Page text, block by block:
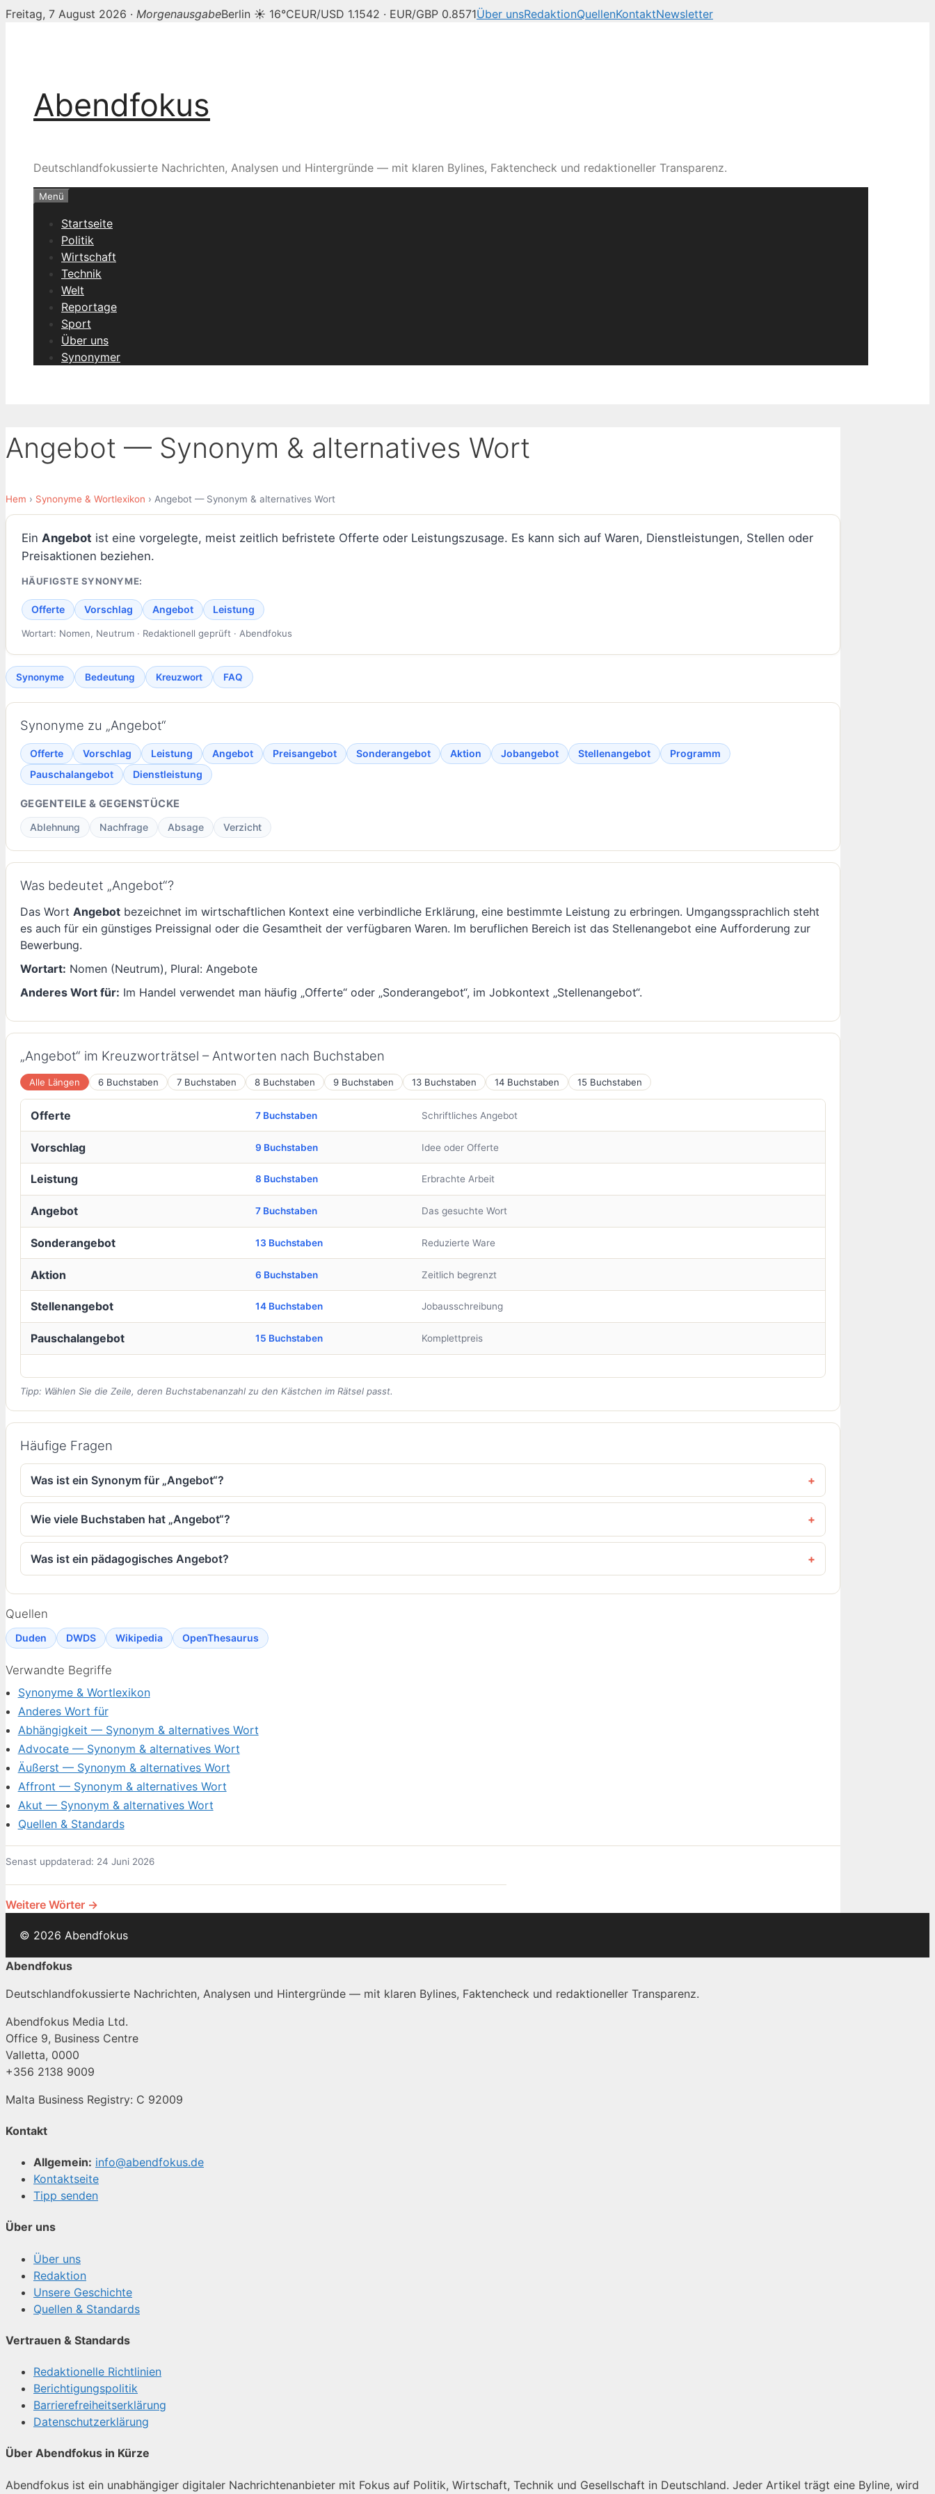
Freitag, 7 August 2026 · MorgenausgabeBerlin ☀ 16°CEUR/USD 1.1542 · EUR/GBP 0.8571Über unsRedaktionQuellenKontaktNewsletter
Abendfokus
Deutschlandfokussierte Nachrichten, Analysen und Hintergründe — mit klaren Bylines, Faktencheck und redaktioneller Transparenz.
Menü
Startseite
Politik
Wirtschaft
Technik
Welt
Reportage
Sport
Über uns
Synonymer
Angebot — Synonym & alternatives Wort
Hem › Synonyme & Wortlexikon › Angebot — Synonym & alternatives Wort
Ein Angebot ist eine vorgelegte, meist zeitlich befristete Offerte oder Leistungszusage. Es kann sich auf Waren, Dienstleistungen, Stellen oder
Preisaktionen beziehen.
HÄUFIGSTE SYNONYME:
Offerte Vorschlag Angebot Leistung
Wortart: Nomen, Neutrum · Redaktionell geprüft · Abendfokus
Synonyme Bedeutung Kreuzwort FAQ
Synonyme zu „Angebot“
Offerte Vorschlag Leistung Angebot Preisangebot Sonderangebot Aktion Jobangebot Stellenangebot
Programm
Pauschalangebot
Dienstleistung
GEGENTEILE & GEGENSTÜCKE
Ablehnung Nachfrage Absage Verzicht
Was bedeutet „Angebot“?
Das Wort Angebot bezeichnet im wirtschaftlichen Kontext eine verbindliche Erklärung, eine bestimmte Leistung zu erbringen. Umgangssprachlich steht
es auch für ein günstiges Preissignal oder die Gesamtheit der verfügbaren Waren. Im beruflichen Bereich ist das Stellenangebot eine Aufforderung zur
Bewerbung.
Wortart: Nomen (Neutrum), Plural: Angebote
Anderes Wort für: Im Handel verwendet man häufig „Offerte“ oder „Sonderangebot“, im Jobkontext „Stellenangebot“.
„Angebot“ im Kreuzworträtsel – Antworten nach Buchstaben
Alle Längen 6 Buchstaben 7 Buchstaben 8 Buchstaben 9 Buchstaben 13 Buchstaben 14 Buchstaben 15 Buchstaben
Offerte 7 Buchstaben Schriftliches Angebot
Vorschlag 9 Buchstaben Idee oder Offerte
Leistung 8 Buchstaben Erbrachte Arbeit
Angebot 7 Buchstaben Das gesuchte Wort
Sonderangebot 13 Buchstaben Reduzierte Ware
Aktion 6 Buchstaben Zeitlich begrenzt
Stellenangebot 14 Buchstaben Jobausschreibung
Pauschalangebot 15 Buchstaben Komplettpreis
Tipp: Wählen Sie die Zeile, deren Buchstabenanzahl zu den Kästchen im Rätsel passt.
Häufige Fragen
Was ist ein Synonym für „Angebot“?
Wie viele Buchstaben hat „Angebot“?
Was ist ein pädagogisches Angebot?
Quellen
Duden DWDS Wikipedia OpenThesaurus
Verwandte Begriffe
Synonyme & Wortlexikon
Anderes Wort für
Abhängigkeit — Synonym & alternatives Wort
Advocate — Synonym & alternatives Wort
Äußerst — Synonym & alternatives Wort
Affront — Synonym & alternatives Wort
Akut — Synonym & alternatives Wort
Quellen & Standards
Senast uppdaterad: 24 Juni 2026
Weitere Wörter →
© 2026 Abendfokus
Abendfokus
Deutschlandfokussierte Nachrichten, Analysen und Hintergründe — mit klaren Bylines, Faktencheck und redaktioneller Transparenz.
Abendfokus Media Ltd.
Office 9, Business Centre
Valletta, 0000
+356 2138 9009
Malta Business Registry: C 92009
Kontakt
Allgemein: info@abendfokus.de
Kontaktseite
Tipp senden
Über uns
Über uns
Redaktion
Unsere Geschichte
Quellen & Standards
Vertrauen & Standards
Redaktionelle Richtlinien
Berichtigungspolitik
Barrierefreiheitserklärung
Datenschutzerklärung
Über Abendfokus in Kürze
Abendfokus ist ein unabhängiger digitaler Nachrichtenanbieter mit Fokus auf Politik, Wirtschaft, Technik und Gesellschaft in Deutschland. Jeder Artikel trägt eine Byline, wird